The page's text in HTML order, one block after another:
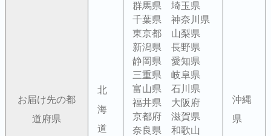
お届け先の都
道府県
北
海
道
群馬県 埼玉県
千葉県 神奈川県
東京都 山梨県
新潟県 長野県
静岡県 愛知県
三重県 岐阜県
富山県 石川県
福井県 大阪府
京都府 滋賀県
奈良県 和歌山
沖縄
県